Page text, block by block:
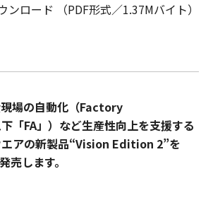
ンロード （PDF形式／1.37Mバイト）
場の自動化（Factory
FA」）など生産性向上を支援する
アの新製品“Vision Edition 2”を
売します。